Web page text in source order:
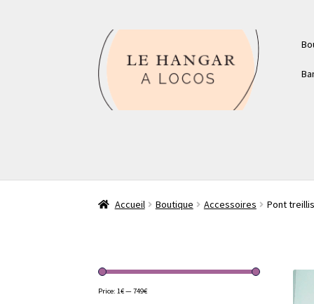
Aller
à
la
navigation
Aller
au
contenu
Accueil Boutique Accessoires Pont treillis
Price:1€—749€